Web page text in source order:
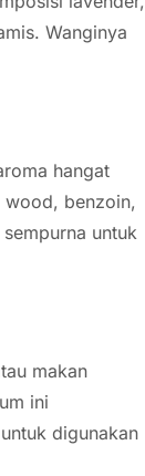
Wanginya
hangat
wood, benzoin,
untuk
makan
ini
digunakan